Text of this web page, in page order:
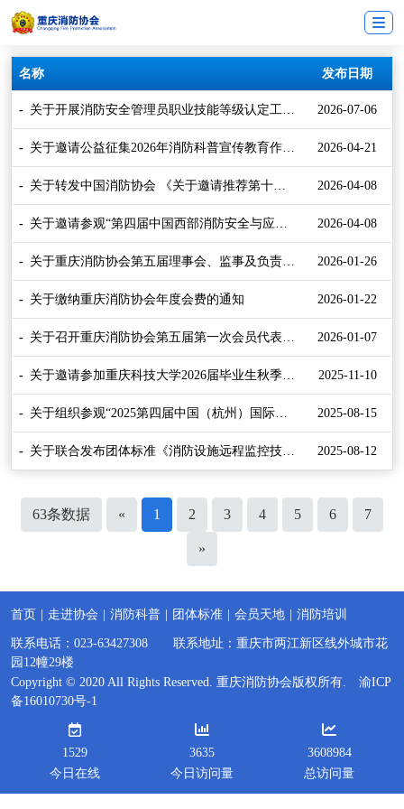
名称 发布日期
关于开展消防安全管理员职业技能等级认定工作
的通知
2026-07-06
关于邀请公益征集2026年消防科普宣传教育作品
的通知
2026-04-21
关于转发中国消防协会 《关于邀请推荐第十五
届“火凤凰杯”消防科普工作者候选人选的函》的
通知
2026-04-08
关于邀请参观“第四届中国西部消防安全与应急
装备博览会”的通知
2026-04-08
关于重庆消防协会第五届理事会、监事及负责人
选举结果的公告
2026-01-26
关于缴纳重庆消防协会年度会费的通知 2026-01-22
关于召开重庆消防协会第五届第一次会员代表大
会暨换届选举大会的通知
2026-01-07
关于邀请参加重庆科技大学2026届毕业生秋季就
业“双选”会的通知
2025-11-10
关于组织参观“2025第四届中国（杭州）国际消
防安全及应急救援展览会”的通知
2025-08-15
关于联合发布团体标准《消防设施远程监控技术
标准》的公告
2025-08-12
63条数据 « 1 2 3 4 5 6 7
»
首页 走进协会 消防科普 团体标准 会员天地 消防培训
联系电话：023-63427308 联系地址：重庆市两江新区线外城市花
园12幢29楼
Copyright © 2020 All Rights Reserved. 重庆消防协会版权所有. 渝ICP
备16010730号-1
1529
今日在线
3635
今日访问量
3608984
总访问量